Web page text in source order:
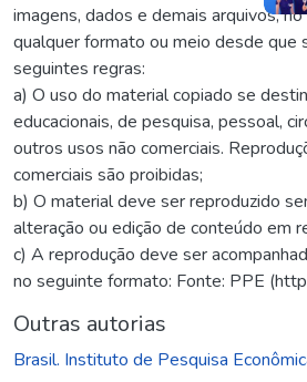
imagens, dados e demais arquivos,
qualquer formato ou meio desde que
seguintes regras:
a) O uso do material copiado se
educacionais, de pesquisa, pessoal,
outros usos não comerciais.
comerciais são proibidas;
b) O material deve ser reproduzido
alteração ou edição de conteúdo em
c) A reprodução deve ser
no seguinte formato: Fonte: PPE
Outras autorias
Brasil. Instituto de Pesquisa